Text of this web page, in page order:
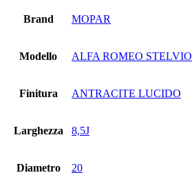
Brand MOPAR
Modello ALFA ROMEO STELVIO
Finitura ANTRACITE LUCIDO
Larghezza 8,5J
Diametro 20